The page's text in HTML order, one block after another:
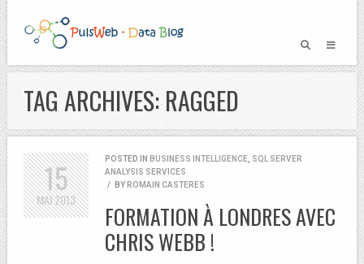
TAG ARCHIVES: RAGGED
POSTED IN BUSINESS INTELLIGENCE SQL SERVER
ANALYSIS SERVICES
/
BY ROMAIN CASTERES
FORMATION À LONDRES AVEC
CHRIS WEBB !
15
MAI2013